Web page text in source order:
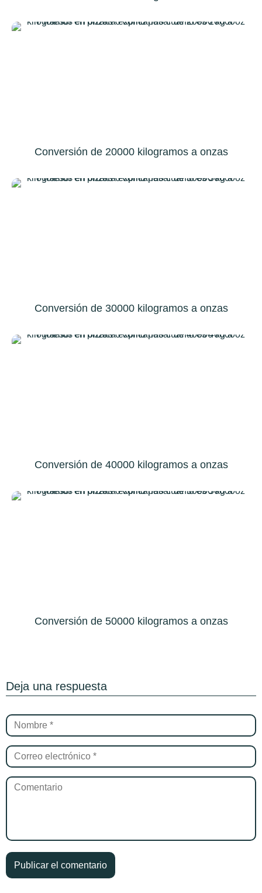
Conversión de 20000 kilogramos a onzas
Conversión de 30000 kilogramos a onzas
Conversión de 40000 kilogramos a onzas
Conversión de 50000 kilogramos a onzas
Deja una respuesta